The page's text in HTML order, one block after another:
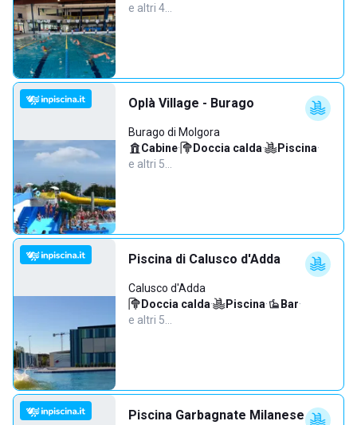
e altri 4…
Oplà Village - Burago
Burago di Molgora
Cabine· Doccia calda· Piscina·
e altri 5…
Piscina di Calusco d'Adda
Calusco d'Adda
Doccia calda· Piscina· Bar·
e altri 5…
Piscina Garbagnate Milanese